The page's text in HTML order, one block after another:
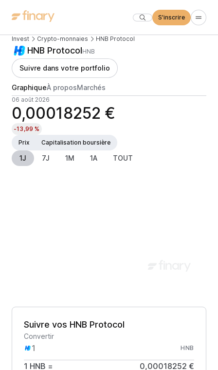
S'inscrire
Invest Crypto-monnaies HNB Protocol
HNB ProtocolHNB
Suivre dans votre portfolio
GraphiqueÀ proposMarchés
06 août 2026
0,00018252 €
-13,99 %
Prix
Capitalisation boursière
1J 7J 1M 1A TOUT
Suivre vos HNB Protocol
Convertir
HNB
1 HNB = 0,00018252 €